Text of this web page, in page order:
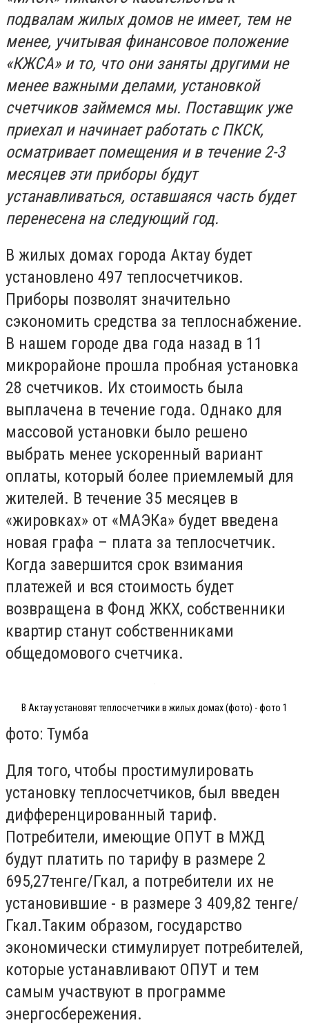
подвалам жилых домов не имеет, тем не
менее, учитывая финансовое положение
«КЖСА» и то, что они заняты другими не
менее важными делами, установкой
счетчиков займемся мы. Поставщик уже
приехал и начинает работать с ПКСК,
осматривает помещения и в течение 2-3
месяцев эти приборы будут
устанавливаться, оставшаяся часть будет
перенесена на следующий год.
В жилых домах города Актау будет
установлено 497 теплосчетчиков.
Приборы позволят значительно
сэкономить средства за теплоснабжение.
В нашем городе два года назад в 11
микрорайоне прошла пробная установка
28 счетчиков. Их стоимость была
выплачена в течение года. Однако для
массовой установки было решено
выбрать менее ускоренный вариант
оплаты, который более приемлемый для
жителей. В течение 35 месяцев в
«жировках» от «МАЭКа» будет введена
новая графа – плата за теплосчетчик.
Когда завершится срок взимания
платежей и вся стоимость будет
возвращена в Фонд ЖКХ, собственники
квартир станут собственниками
общедомового счетчика.
В Актау установят теплосчетчики в жилых домах (фото) - фото 1
фото: Тумба
Для того, чтобы простимулировать
установку теплосчетчиков, был введен
дифференцированный тариф.
Потребители, имеющие ОПУТ в МЖД
будут платить по тарифу в размере 2
695,27тенге/Гкал, а потребители их не
установившие - в размере 3 409,82 тенге/
Гкал.Таким образом, государство
экономически стимулирует потребителей,
которые устанавливают ОПУТ и тем
самым участвуют в программе
энергосбережения.